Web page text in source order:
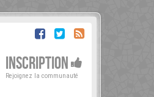
INSCRIPTION
Rejoignez la communauté